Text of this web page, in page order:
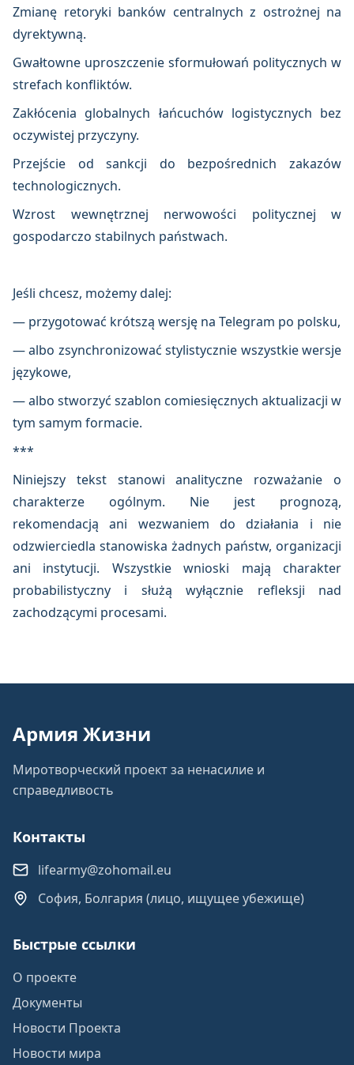
Zmianę retoryki banków centralnych z ostrożnej na
dyrektywną.
Gwałtowne uproszczenie sformułowań politycznych w
strefach konfliktów.
Zakłócenia globalnych łańcuchów logistycznych bez
oczywistej przyczyny.
Przejście od sankcji do bezpośrednich zakazów
technologicznych.
Wzrost wewnętrznej nerwowości politycznej w
gospodarczo stabilnych państwach.
Jeśli chcesz, możemy dalej:
— przygotować krótszą wersję na Telegram po polsku,
— albo zsynchronizować stylistycznie wszystkie wersje
językowe,
— albo stworzyć szablon comiesięcznych aktualizacji w
tym samym formacie.
***
Niniejszy tekst stanowi analityczne rozważanie o
charakterze ogólnym. Nie jest prognozą,
rekomendacją ani wezwaniem do działania i nie
odzwierciedla stanowiska żadnych państw, organizacji
ani instytucji. Wszystkie wnioski mają charakter
probabilistyczny i służą wyłącznie refleksji nad
zachodzącymi procesami.
Армия Жизни
Миротворческий проект за ненасилие и
справедливость
Контакты
lifearmy@zohomail.eu
София, Болгария (лицо, ищущее убежище)
Быстрые ссылки
О проекте
Документы
Новости Проекта
Новости мира